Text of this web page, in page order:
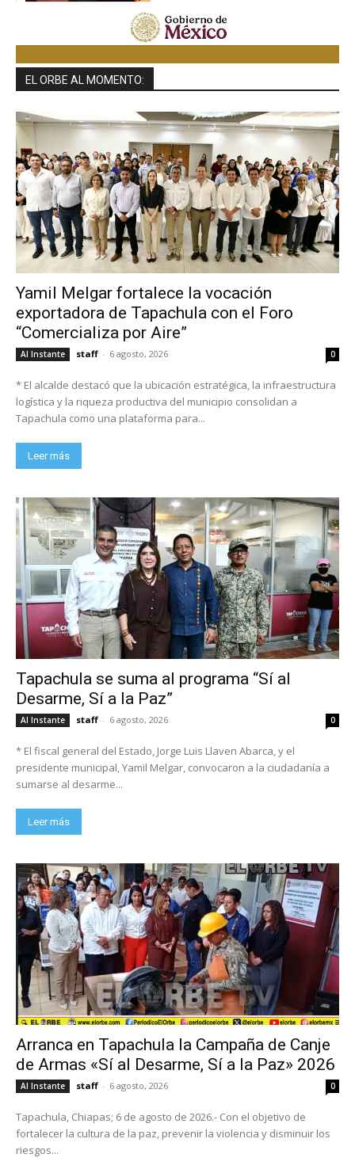
EL ORBE AL MOMENTO:
Yamil Melgar fortalece la vocación
exportadora de Tapachula con el Foro
“Comercializa por Aire”
Al Instante staff - 6 agosto, 2026 0
* El alcalde destacó que la ubicación estratégica, la infraestructura
logística y la riqueza productiva del municipio consolidan a
Tapachula como una plataforma para...
Leer más
Tapachula se suma al programa “Sí al
Desarme, Sí a la Paz”
Al Instante staff - 6 agosto, 2026 0
* El fiscal general del Estado, Jorge Luis Llaven Abarca, y el
presidente municipal, Yamil Melgar, convocaron a la ciudadanía a
sumarse al desarme...
Leer más
Arranca en Tapachula la Campaña de Canje
de Armas «Sí al Desarme, Sí a la Paz» 2026
Al Instante staff - 6 agosto, 2026 0
Tapachula, Chiapas; 6 de agosto de 2026.- Con el objetivo de
fortalecer la cultura de la paz, prevenir la violencia y disminuir los
riesgos...